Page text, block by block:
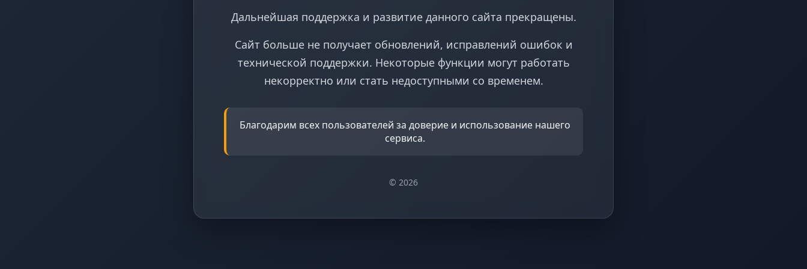
Дальнейшая поддержка и развитие данного сайта прекращены.
Сайт больше не получает обновлений, исправлений ошибок и
технической поддержки. Некоторые функции могут работать
некорректно или стать недоступными со временем.
Благодарим всех пользователей за доверие и использование нашего
сервиса.
© 2026